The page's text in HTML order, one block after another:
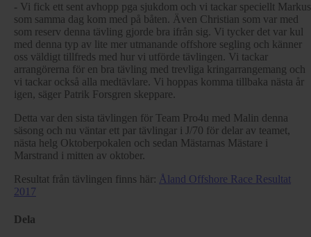
- Vi fick ett sent avhopp pga sjukdom och vi tackar speciellt Markus
som samma dag kom med på båten. Även Christian som var med
som reserv denna tävling gjorde bra ifrån sig. Vi tycker det var kul
med denna typ av lite mer utmanande offshore segling och känner
oss väldigt tillfreds med hur vi utförde tävlingen. Vi tackar
arrangörerna för en bra tävling med trevliga kringarrangemang och
vi tackar också alla medtävlare. Vi hoppas komma tillbaka nästa år
igen, säger Patrik Forsgren skeppare.
Detta var den sista tävlingen för Team Pro4u med Malin denna
säsong och nu väntar ett par tävlingar i J/70 för delar av teamet,
nästa helg Oktoberpokalen och sedan Mästarnas Mästare i
Marstrand i mitten av oktober.
Resultat från tävlingen finns här: Åland Offshore Race Resultat
2017
Dela